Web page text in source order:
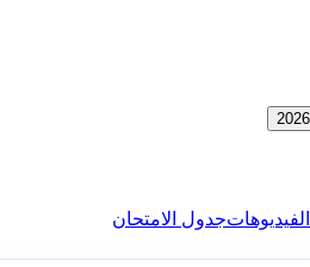
الفيديوهاتجدول الامتحان